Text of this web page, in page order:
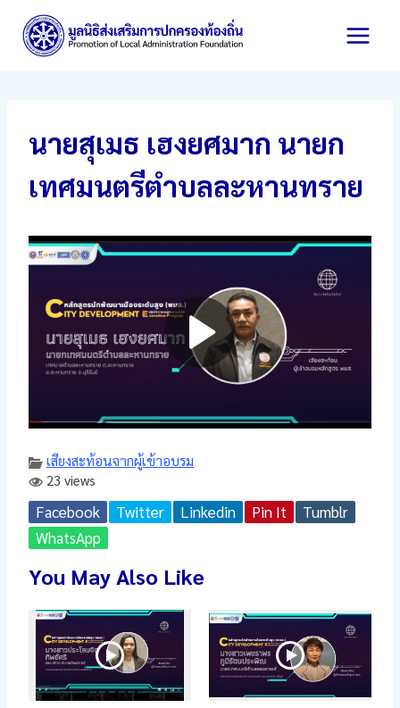
content
นายสุเมธ เฮงยศมาก นายก
เทศมนตรีตำบลละหานทราย
เสียงสะท้อนจากผู้เข้าอบรม
23 views
Facebook Twitter Linkedin Pin It
Tumblr
WhatsApp
You May Also Like